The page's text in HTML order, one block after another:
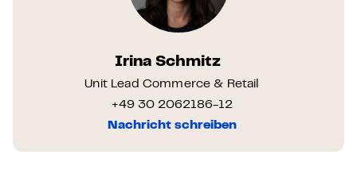
Irina Schmitz
Unit Lead Commerce & Retail
+49 30 2062186-12
Nachricht schreiben